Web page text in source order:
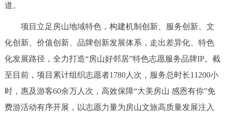
DEUTSCH FRANÇAIS РУССКИЙ ЯЗЫК
ESPAÑOL العربية PORTUGUÊS
ITALIANO
道。
项目立足房山地域特色，构建机制创新、服务创新、文
化创新、价值创新、品牌创新发展体系，走出差异化、特色
化发展路径，全力打造“房山好邻居”特色志愿服务品牌IP。截
至目前，项目累计组织志愿者1780人次，服务总时长11200小
时，惠及游客60余万人次，高效保障“大美房山 感恩有你”免
费游活动有序开展，以志愿力量为房山文旅高质量发展注入